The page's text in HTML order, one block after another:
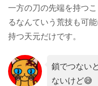
一方の刀の先端を持つ
るなんていう荒技も可
持つ天元だけです。
鎖でつない
ないけど😅